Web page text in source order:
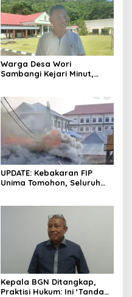
Warga Desa Wori
Sambangi Kejari Minut,
Dana Desa
UPDATE: Kebakaran FIP
Unima Tomohon, Seluruh
Kepala BGN Ditangkap,
Praktisi Hukum: Ini ‘Tanda